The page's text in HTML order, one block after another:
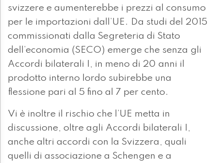
svizzere e aumenterebbe i prezzi al consumo
per le importazioni dall’UE. Da studi del 2015
commissionati dalla Segreteria di Stato
dell’economia (SECO) emerge che senza gli
Accordi bilaterali I, in meno di 20 anni il
prodotto interno lordo subirebbe una
flessione pari al 5 fino al 7 per cento.
Vi è inoltre il rischio che l’UE metta in
discussione, oltre agli Accordi bilaterali I,
anche altri accordi con la Svizzera, quali
quelli di associazione a Schengen e a